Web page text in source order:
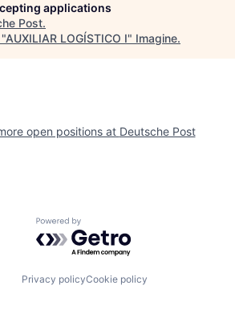
applications
Post.
AUXILIAR LOGÍSTICO I" Imagine.
open positions at Deutsche Post
Powered by Getro.com
Privacy policyCookie policy